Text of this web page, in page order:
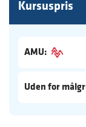
Kursuspris
AMU:
Uden for